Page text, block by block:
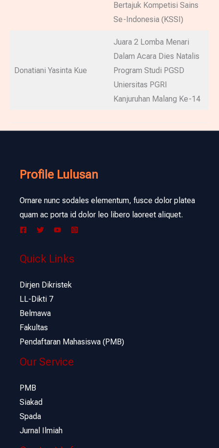
Bertajuk Kompetisi Sains
Se-Indonesia (KSSI)
Donatiani Yasinta Kue
Juara 2 Lomba Menari
Dalam Acara Dies Natalis
Program Studi PGSD
Uniersitas PGRI
Kanjuruhan Malang Ke-14
Profile Lulusan
Ornare nunc sodales elementum, fusce dolor platea
quam ac porta id dolor leo libero laoreet aliquet.
Quick Links
Dirjen Dikristek
LL-Dikti 7
Belmawa
Fakultas
Pendaftaran Mahasiswa (PMB)
Our Service
PMB
Siakad
Spada
Jurnal Ilmiah